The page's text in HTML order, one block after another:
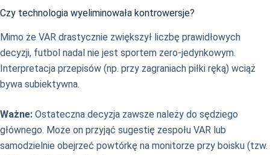
Czy technologia wyeliminowała kontrowersje?
Mimo że VAR drastycznie zwiększył liczbę prawidłowych
decyzji, futbol nadal nie jest sportem zero-jedynkowym.
Interpretacja przepisów (np. przy zagraniach piłki ręką) wciąż
bywa subiektywna.
Ważne: Ostateczna decyzja zawsze należy do sędziego
głównego. Może on przyjąć sugestię zespołu VAR lub
samodzielnie obejrzeć powtórkę na monitorze przy boisku (tzw.